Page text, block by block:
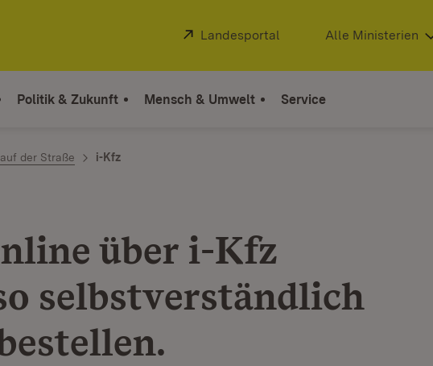
Extern:
Landesportal (Öffnet in neuem Fenster)
Alle Ministerien
Politik & Zukunft Mensch & Umwelt Service
der Straße i-Kfz
über i-Kfz
selbstverständlich